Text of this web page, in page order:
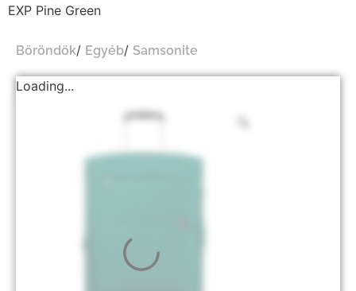
EXP Pine Green
Bőröndök/ Egyéb/ Samsonite
Loading...